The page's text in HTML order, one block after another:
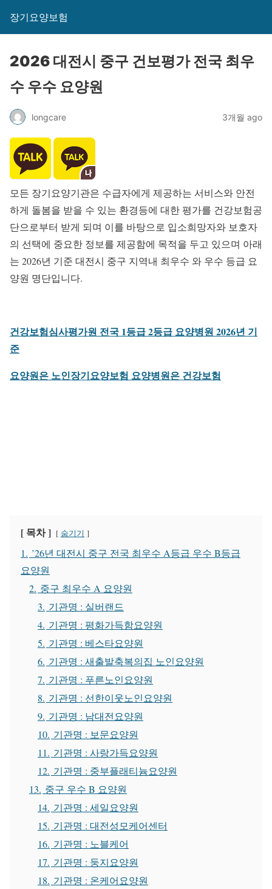
장기요양보험
2026 대전시 중구 건보평가 전국 최우
수 우수 요양원
longcare 3개월 ago
모든 장기요양기관은 수급자에게 제공하는 서비스와 안전
하게 돌봄을 받을 수 있는 환경등에 대한 평가를 건강보험공
단으로부터 받게 되며 이를 바탕으로 입소희망자와 보호자
의 선택에 중요한 정보를 제공함에 목적을 두고 있으며 아래
는 2026년 기준 대전시 중구 지역내 최우수 와 우수 등급 요
양원 명단입니다.
건강보험심사평가원 전국 1등급 2등급 요양병원 2026년 기
준
요양원은 노인장기요양보험 요양병원은 건강보험
[ 목차 ] 숨기기
1. ’26년 대전시 중구 전국 최우수 A등급 우수 B등급
요양원
2. 중구 최우수 A 요양원
3. 기관명 : 실버랜드
4. 기관명 : 평화가득함요양원
5. 기관명 : 베스타요양원
6. 기관명 : 새출발축복의집 노인요양원
7. 기관명 : 푸른노인요양원
8. 기관명 : 선한이웃노인요양원
9. 기관명 : 남대전요양원
10. 기관명 : 보문요양원
11. 기관명 : 사랑가득요양원
12. 기관명 : 중부플래티늄요양원
13. 중구 우수 B 요양원
14. 기관명 : 세일요양원
15. 기관명 : 대전성모케어센터
16. 기관명 : 노블케어
17. 기관명 : 둥지요양원
18. 기관명 : 온케어요양원